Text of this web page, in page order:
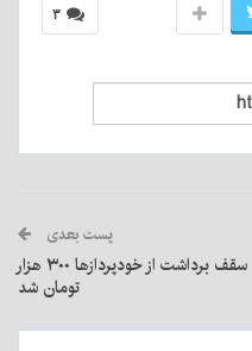
۳
پست بعدی
سقف برداشت از خودپردازها ۳۰۰ هزار
تومان شد